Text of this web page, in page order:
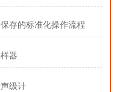
存的标准化操作流程
器
级计